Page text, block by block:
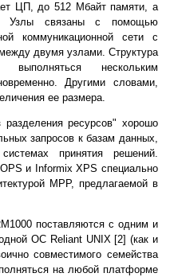
ЦП, до 512 Мбайт памяти, а
Узлы связаны с помощью
коммуникационной сети с
двумя узлами. Структура
нескольким
Другими словами,
ее размера.
ресурсов" хорошо
запросов к базам данных,
принятия решений.
и Informix XPS специально
MPP, предлагаемой в
поставляются с одним и
ОС Reliant UNIX [2] (как и
совместимого семейства
на любой платформе